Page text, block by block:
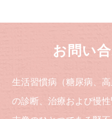
お問い
生活習慣病（糖尿病、
の診断、治療および慢